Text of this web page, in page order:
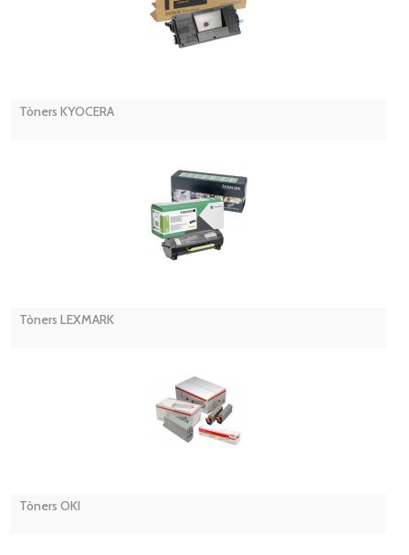
Tòners KYOCERA
Tòners LEXMARK
Tòners OKI